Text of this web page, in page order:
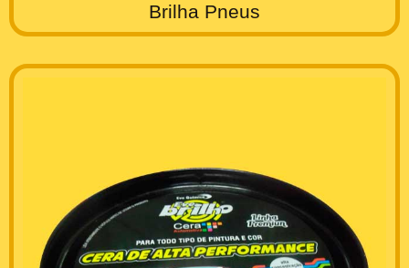
Brilha Pneus